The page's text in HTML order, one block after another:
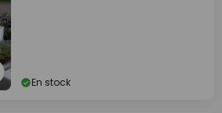
En stock